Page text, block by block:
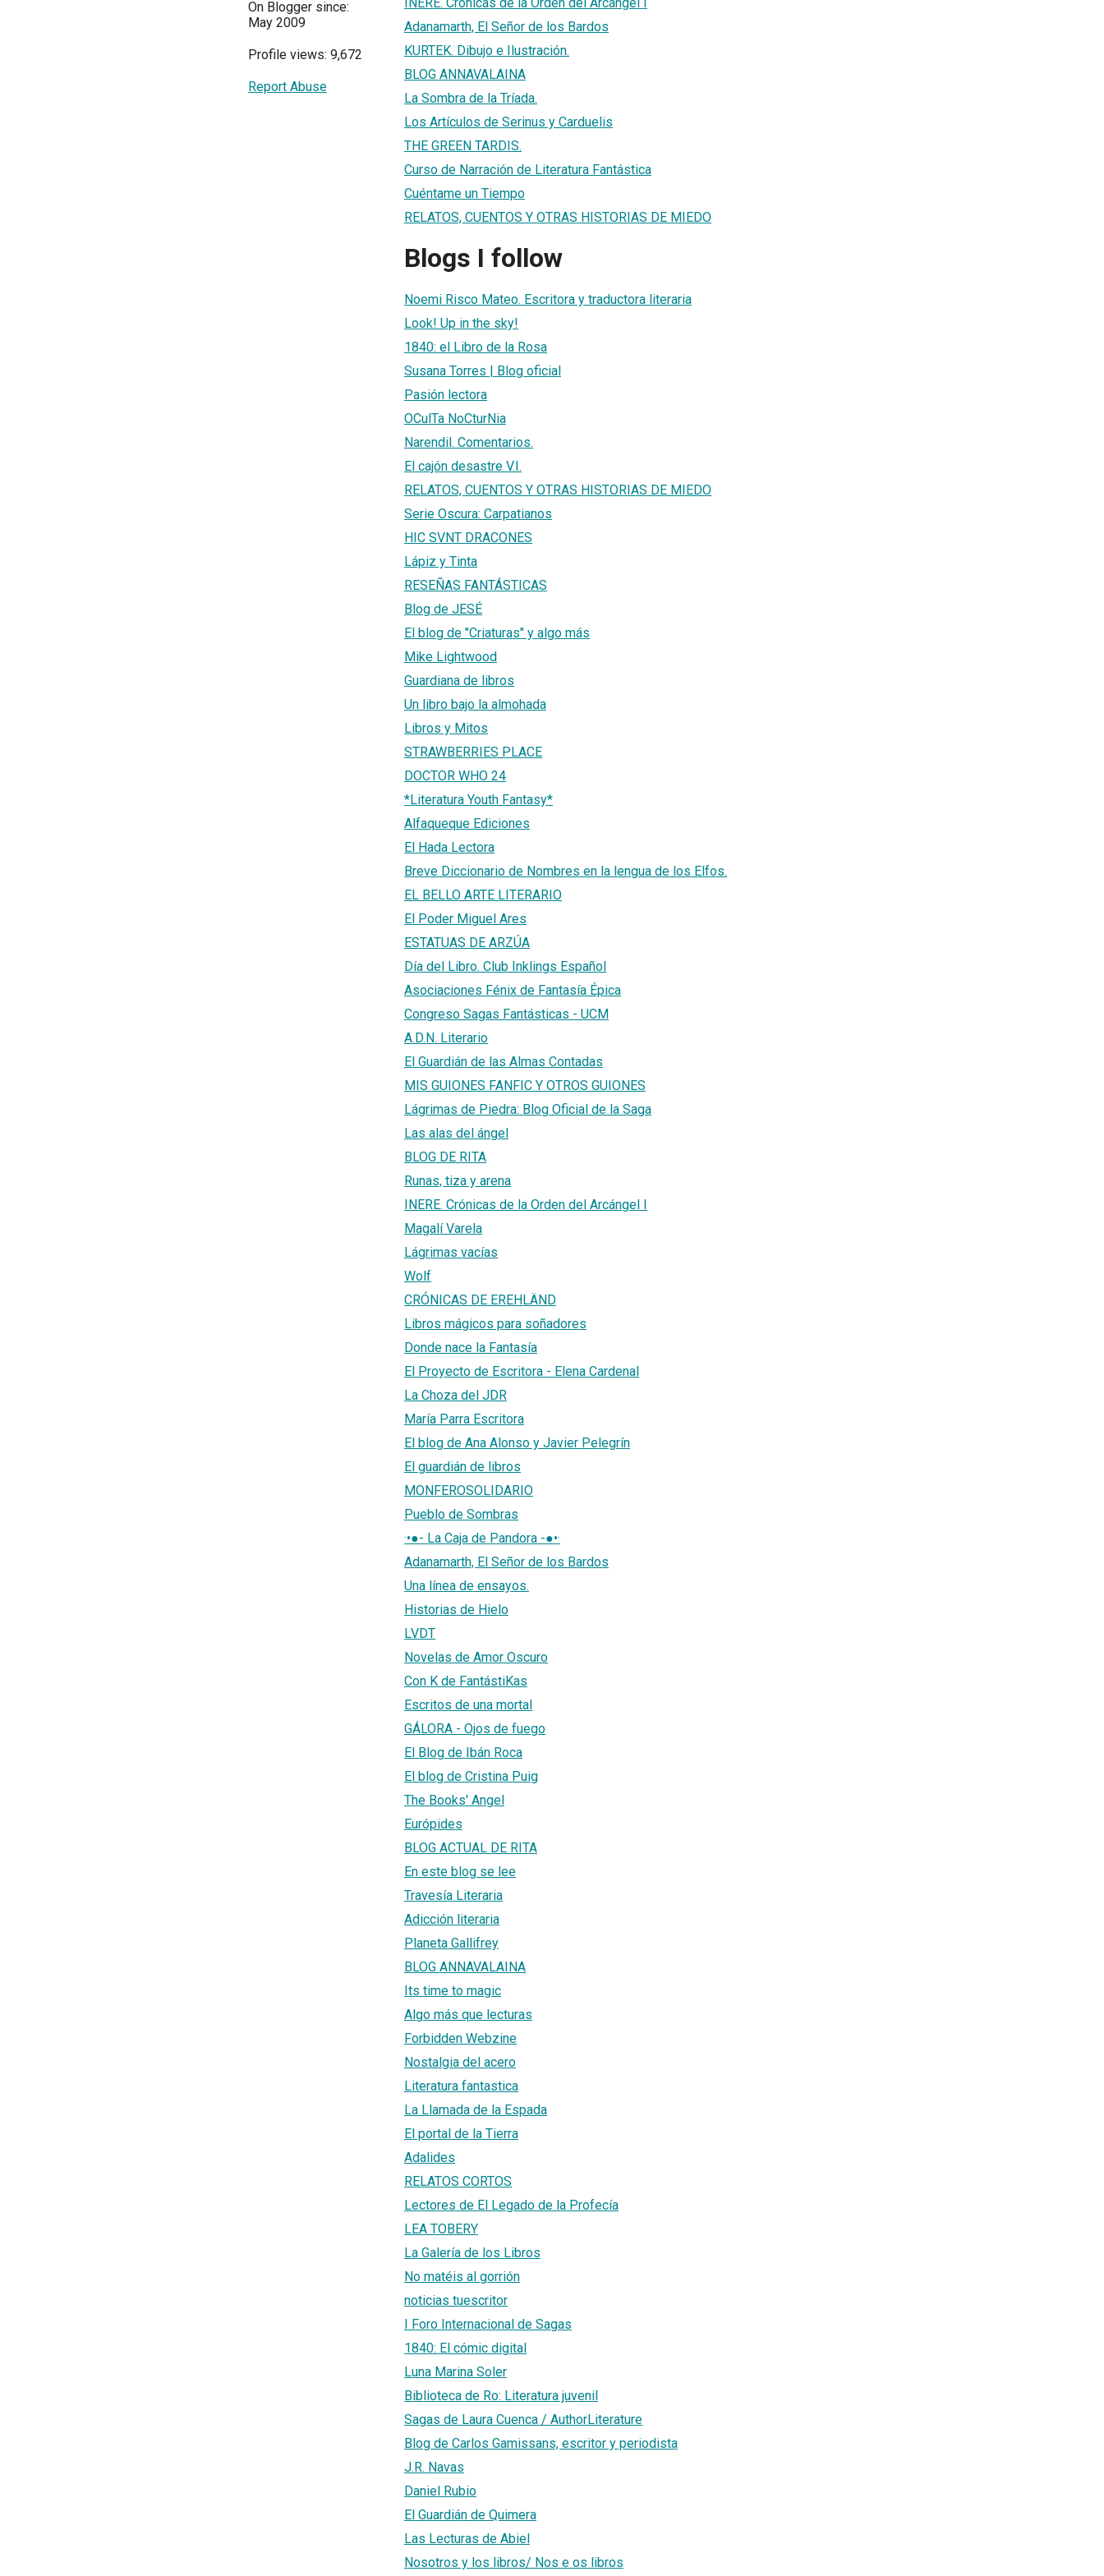
On Blogger since:
May 2009
Profile views: 9,672
Report Abuse
Adanamarth, El Señor de los Bardos
KURTEK. Dibujo e Ilustración.
BLOG ANNAVALAINA
La Sombra de la Tríada.
Los Artículos de Serinus y Carduelis
THE GREEN TARDIS.
Curso de Narración de Literatura Fantástica
Cuéntame un Tiempo
RELATOS, CUENTOS Y OTRAS HISTORIAS DE MIEDO
Blogs I follow
Noemi Risco Mateo. Escritora y traductora literaria
Look! Up in the sky!
1840: el Libro de la Rosa
Susana Torres | Blog oficial
Pasión lectora
OCulTa NoCturNia
Narendil. Comentarios.
El cajón desastre V.I.
RELATOS, CUENTOS Y OTRAS HISTORIAS DE MIEDO
Serie Oscura: Carpatianos
HIC SVNT DRACONES
Lápiz y Tinta
RESEÑAS FANTÁSTICAS
Blog de JESÉ
El blog de "Criaturas" y algo más
Mike Lightwood
Guardiana de libros
Un libro bajo la almohada
Libros y Mitos
STRAWBERRIES PLACE
DOCTOR WHO 24
*Literatura Youth Fantasy*
Alfaqueque Ediciones
El Hada Lectora
Breve Diccionario de Nombres en la lengua de los Elfos.
EL BELLO ARTE LITERARIO
El Poder Miguel Ares
ESTATUAS DE ARZÚA
Día del Libro. Club Inklings Español
Asociaciones Fénix de Fantasía Épica
Congreso Sagas Fantásticas - UCM
A.D.N. Literario
El Guardián de las Almas Contadas
MIS GUIONES FANFIC Y OTROS GUIONES
Lágrimas de Piedra: Blog Oficial de la Saga
Las alas del ángel
BLOG DE RITA
Runas, tiza y arena
INERE. Crónicas de la Orden del Arcángel I
Magalí Varela
Lágrimas vacías
Wolf
CRÓNICAS DE EREHLÄND
Libros mágicos para soñadores
Donde nace la Fantasía
El Proyecto de Escritora - Elena Cardenal
La Choza del JDR
María Parra Escritora
El blog de Ana Alonso y Javier Pelegrín
El guardián de libros
MONFEROSOLIDARIO
Pueblo de Sombras
·•●- La Caja de Pandora -●•·
Adanamarth, El Señor de los Bardos
Una línea de ensayos.
Historias de Hielo
LVDT
Novelas de Amor Oscuro
Con K de FantástiKas
Escritos de una mortal
GÁLORA - Ojos de fuego
El Blog de Ibán Roca
El blog de Cristina Puig
The Books' Angel
Európides
BLOG ACTUAL DE RITA
En este blog se lee
Travesía Literaria
Adicción literaria
Planeta Gallifrey
BLOG ANNAVALAINA
Its time to magic
Algo más que lecturas
Forbidden Webzine
Nostalgia del acero
Literatura fantastica
La Llamada de la Espada
El portal de la Tierra
Adalides
RELATOS CORTOS
Lectores de El Legado de la Profecía
LEA TOBERY
La Galería de los Libros
No matéis al gorrión
noticias tuescritor
I Foro Internacional de Sagas
1840: El cómic digital
Luna Marina Soler
Biblioteca de Ro: Literatura juvenil
Sagas de Laura Cuenca / AuthorLiterature
Blog de Carlos Gamissans, escritor y periodista
J.R. Navas
Daniel Rubio
El Guardián de Quimera
Las Lecturas de Abiel
Nosotros y los libros/ Nos e os libros